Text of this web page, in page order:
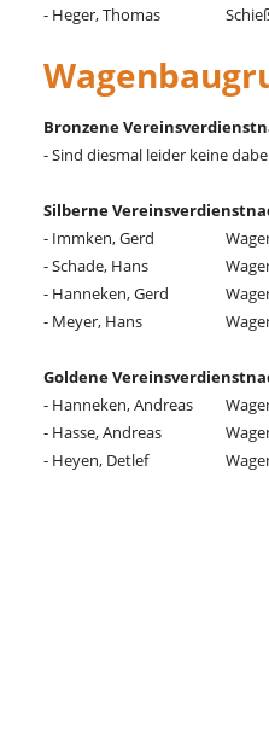
- Heger, Thomas
Bronzene
- Sind diesmal leider keine
Silberne
- Immken, Gerd
- Schade, Hans
- Hanneken, Gerd
- Meyer, Hans
Goldene
- Hanneken, Andreas
- Hasse, Andreas
- Heyen, Detlef